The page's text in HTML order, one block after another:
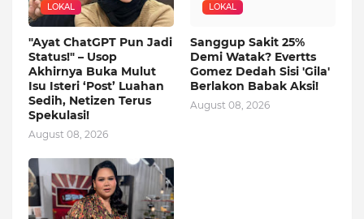
LOKAL
"Ayat ChatGPT Pun Jadi
Status!" – Usop
Akhirnya Buka Mulut
Isu Isteri ‘Post’ Luahan
Sedih, Netizen Terus
Spekulasi!
August 08, 2026
LOKAL
Sanggup Sakit 25%
Demi Watak? Evertts
Gomez Dedah Sisi 'Gila'
Berlakon Babak Aksi!
August 08, 2026